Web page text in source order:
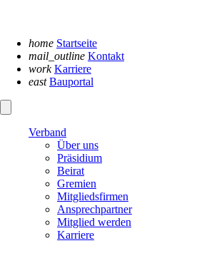
home Startseite
mail_outline Kontakt
work Karriere
east Bauportal
Verband
Über uns
Präsidium
Beirat
Gremien
Mitgliedsfirmen
Ansprechpartner
Mitglied werden
Karriere